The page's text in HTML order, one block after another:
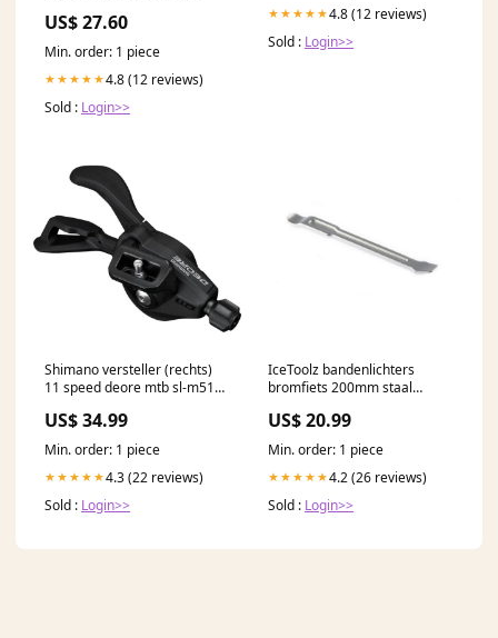
US$ 27.60
Min. order: 1 piece
★★★★★4.8 (12 reviews)
Sold : Login>>
★★★★★4.8 (12 reviews)
Sold : Login>>
Shimano versteller (rechts)
11 speed deore mtb sl-m5100
US$ 34.99
Min. order: 1 piece
★★★★★4.3 (22 reviews)
Sold : Login>>
IceToolz bandenlichters
bromfiets 200mm staal
US$ 20.99
Min. order: 1 piece
★★★★★4.2 (26 reviews)
Sold : Login>>